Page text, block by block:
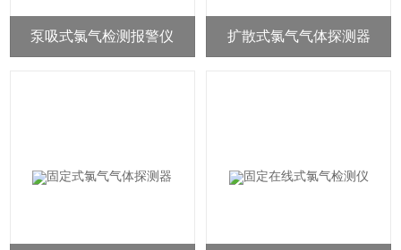
泵吸式氯气检测报警仪 扩散式氯气气体探测器